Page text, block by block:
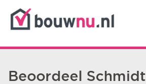
Beoordeel Schmidt